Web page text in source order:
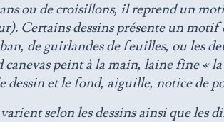
ou de croisillons, il reprend un
Certains dessins présente un motif
de guirlandes de feuilles, ou les
peint à la main, laine fine «
dessin et le fond, aiguille, notice de
selon les dessins ainsi que les